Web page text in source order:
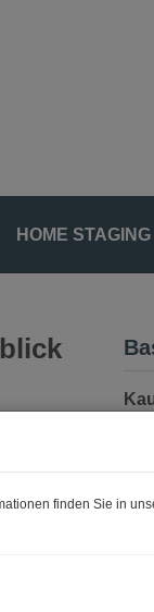
HOME STAGING
finden Sie in